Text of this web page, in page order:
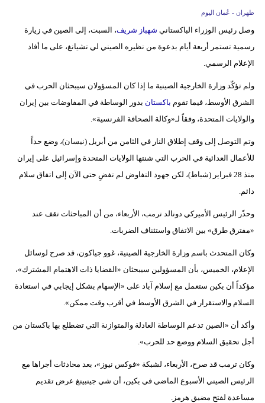
علوم
وتكنولوجيا
مدوَّنات
سيارات
طهران - عُمان اليوم
وصل رئيس الوزراء الباكستاني شهباز شريف، السبت، إلى الصين في زيارة
رسمية تستمر أربعة أيام بدعوة من نظيره الصيني لي تشيانغ، على ما أفاد
الإعلام الرسمي.
ولم تؤكّد وزارة الخارجية الصينية ما إذا كان المسؤولان سيبحثان الحرب في
الشرق الأوسط، فيما تقوم باكستان بدور الوساطة في المفاوضات بين إيران
والولايات المتحدة، وفقاً لـ«وكالة الصحافة الفرنسية».
وتم التوصل إلى وقف إطلاق النار في الثامن من أبريل (نيسان)، وضع حداً
للأعمال العدائية في الحرب التي شنتها الولايات المتحدة وإسرائيل على إيران
منذ 28 فبراير (شباط)، لكن جهود التفاوض لم تفضِ حتى الآن إلى اتفاق سلام
دائم.
وحذّر الرئيس الأميركي دونالد ترمب، الأربعاء، من أن المباحثات تقف عند
«مفترق طرق» بين الاتفاق واستئناف الضربات.
وكان المتحدث باسم وزارة الخارجية الصينية، غوو جياكون، قد صرح لوسائل
الإعلام، الخميس، بأن المسؤولين سيبحثان «القضايا ذات الاهتمام المشترك»،
مؤكداً أن بكين ستعمل مع إسلام آباد على «الإسهام بشكل إيجابي في استعادة
السلام والاستقرار في الشرق الأوسط في أقرب وقت ممكن».
وأكد أن «الصين تدعم الوساطة العادلة والمتوازنة التي تضطلع بها باكستان من
أجل تحقيق السلام ووضع حد للحرب».
وكان ترمب قد صرح، الأربعاء، لشبكة «فوكس نيوز»، بعد محادثات أجراها مع
الرئيس الصيني الأسبوع الماضي في بكين، أن شي جينبينغ عرض تقديم
مساعدة لفتح مضيق هرمز.